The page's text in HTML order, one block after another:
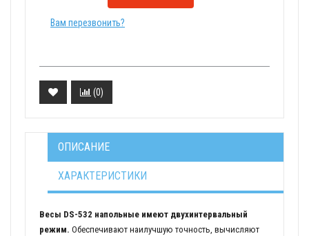
Вам перезвонить?
(0)
ОПИСАНИЕ
ХАРАКТЕРИСТИКИ
Весы DS-532 напольные имеют двухинтервальный
режим. Обеспечивают наилучшую точность, вычисляют